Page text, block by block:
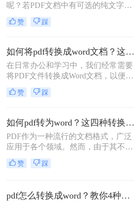
呢？若PDF文档中有可选的纯文字，
则可直接复制粘贴，若为不可选的纯
文字，则可以将怎么pdf转成word文
word呢？下面就来给大家详细的介绍
两种方法。
赞 踩
如何将pdf转换成word文档？这三种方法你可以试试！
在日常办公和学习中，我们经常需要
将PDF文件转换成Word文档，以便进
行编辑、修改或重新排版。那么如何
将pdf转换成word文档呢？本文将为您
帮助您轻松应对这一需求。
赞 踩
如何pdf转为word？这四种转换方法肯定可以帮到你！
PDF作为一种流行的文档格式，广泛
应用于各个领域。然而，由于其不可
编辑的特性，有时我们需要将PDF转
换为Word文档以便进行编辑和修改。
帮助您轻松应对这一需求。
赞 踩
pdf怎么转换成word？教你4种免费好用方法！